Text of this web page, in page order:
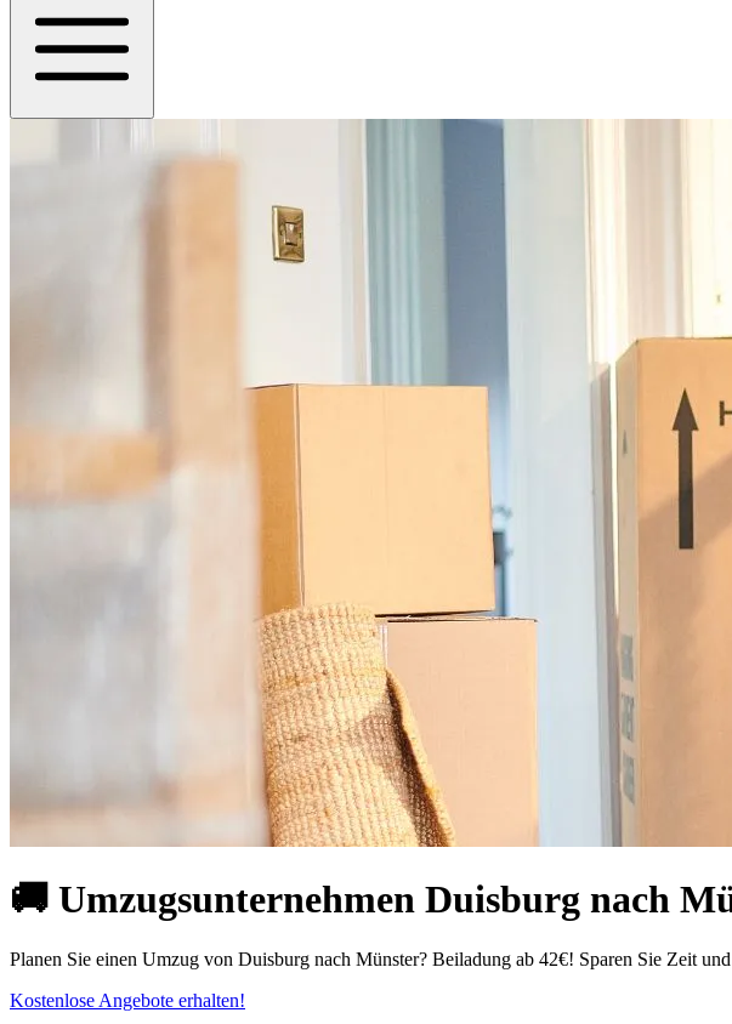
🚚 Umzugsunternehmen Duisburg⁠ nach
Planen Sie einen Umzug von Duisburg nach Münster? Beiladung ab 42€! Sparen Sie Zeit
Kostenlose Angebote erhalten!